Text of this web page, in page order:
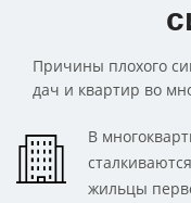
Причины плохого
дач и квартир во
В
жильцы